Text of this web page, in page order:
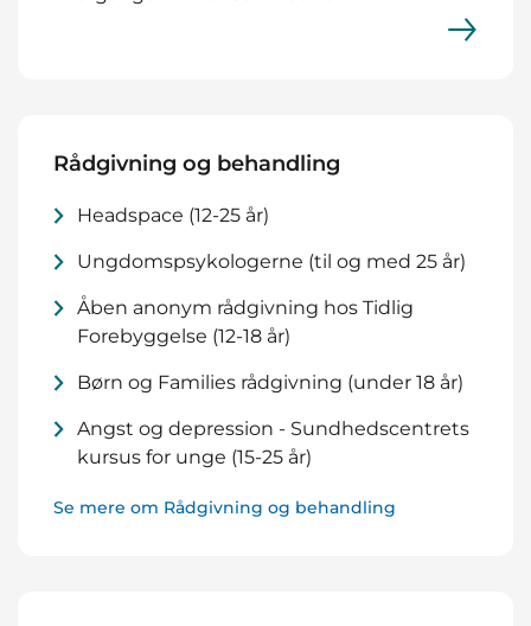
Rådgivning og behandling
Headspace (12-25 år)
Ungdomspsykologerne (til og med 25 år)
Åben anonym rådgivning hos Tidlig
Forebyggelse (12-18 år)
Børn og Families rådgivning (under 18 år)
Angst og depression - Sundhedscentrets
kursus for unge (15-25 år)
Se mere om Rådgivning og behandling